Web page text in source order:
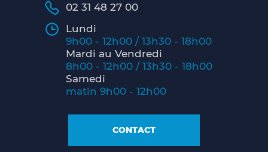
02 31 48 27 00
Lundi
9h00 - 12h00 / 13h30 - 18h00
Mardi au Vendredi
8h00 - 12h00 / 13h30 - 18h00
Samedi
matin 9h00 - 12h00
CONTACT